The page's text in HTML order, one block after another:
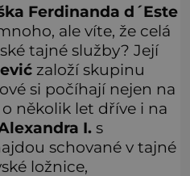
Ferdinanda d´Este
ale víte, že celá
tajné služby? Její
založí skupinu
si počíhají nejen na
několik let dříve i na
I. s
schované v tajné
ložnice,